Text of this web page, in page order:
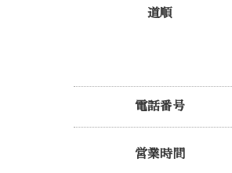
道順
電話番号
営業時間